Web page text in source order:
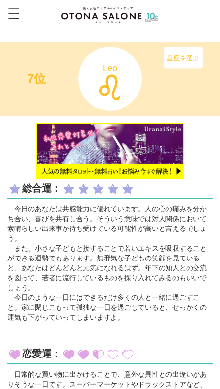
7位
Leo
星座を選ぶ
総合運：
今日のあなたは共感能力に優れています。人の心の痛みを分か
ち合い、喜びを共有し合う。そういう意味では対人関係において
素晴らしい出来事が待ち受けている可能性が高いと言えるでしょ
う。
また、小さな子どもと接することで若いエキスを吸収すること
ができる運勢でもあります。無邪気な子どもの笑顔を見ている
と、あなたはどんどんと元気になれるはず。年下の知人との交流
を図って、若者に流行しているものを採り入れてみるのもいいで
しょう。
今日のような一日にはできるだけ多くの人と一緒に過ごすこ
と。家に閉じこもって孤独な一日を過ごしていると、せっかくの
運気も下がっていってしまいますよ。
恋愛運：
日常的な買い物に出かけることで、意外な異性との出逢いがあ
りそうな一日です。スーパーマーケットやドラッグストアなど、